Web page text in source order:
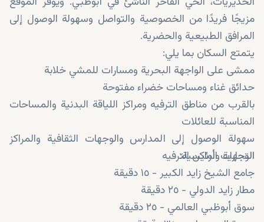
مزيجًا فريدًا من الخصوصية والتواصل وسهولة الوصول إلى
المرافق الطبيعية والحضرية.
يتمتع السكان بما يلي:
ممشى على الواجهة البحرية ومسارات للمشي خلابة
حدائق غناء ومساحات خضراء مفتوحة
بالقرب من مناطق الترفيه ومراكز اللياقة البدنية والمساحات
المناسبة للعائلات
سهولة الوصول إلى المدارس والوجهات الثقافية والمراكز
التجارية وأماكن الترفيه
الوجهات الرئيسية:
جامع الشيخ زايد الكبير - ١٥ دقيقة
مطار زايد الدولي - ٢٥ دقيقة
سوق أبوظبي العالمي - ٢٥ دقيقة